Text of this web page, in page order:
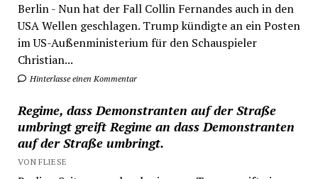
Berlin - Nun hat der Fall Collin Fernandes auch in den
USA Wellen geschlagen. Trump kündigte an ein Posten
im US-Außenministerium für den Schauspieler
Christian...
Hinterlasse einen Kommentar
Regime, dass Demonstranten auf der Straße
umbringt greift Regime an dass Demonstranten
auf der Straße umbringt.
VON FLIESE